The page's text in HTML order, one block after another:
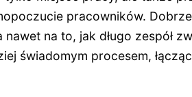
pracowników.
nawet na to, jak długo zespół
świadomym procesem,